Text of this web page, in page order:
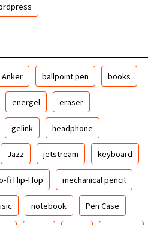
Anker ballpoint pen books
energel eraser
gelink headphone
Jazz jetstream keyboard
fi Hip-Hop mechanical pencil
notebook Pen Case